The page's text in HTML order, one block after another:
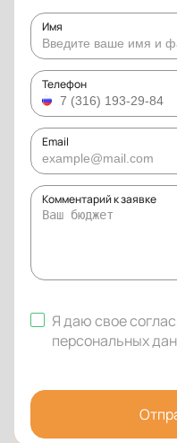
Имя
Телефон
Email
Комментарий к заявке
Я даю свое
персональных